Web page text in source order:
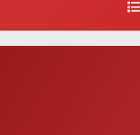
HEKİM HASTANESİ ACİL